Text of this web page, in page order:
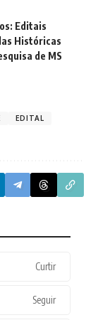
Editais
Históricas
de MS
EDITAL
Curtir
Seguir